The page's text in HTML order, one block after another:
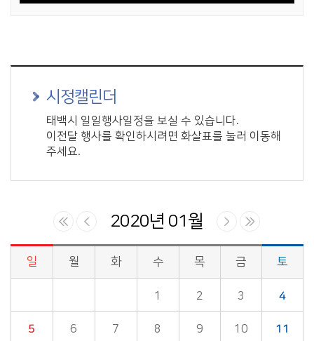
시정캘린더
태백시 일일행사일정을 보실 수 있습니다.
이전달 행사를 확인하시려면 화살표를 눌러 이동해
주세요.
2020년 01월
시정소식>시정 캘린더 게시판의 (2020년 01월) 달력형태로 일정명, 일정내용을 제공합니다.
일 월 화 수 목 금 토
1 2 3 4
5 6 7 8 9 10 11